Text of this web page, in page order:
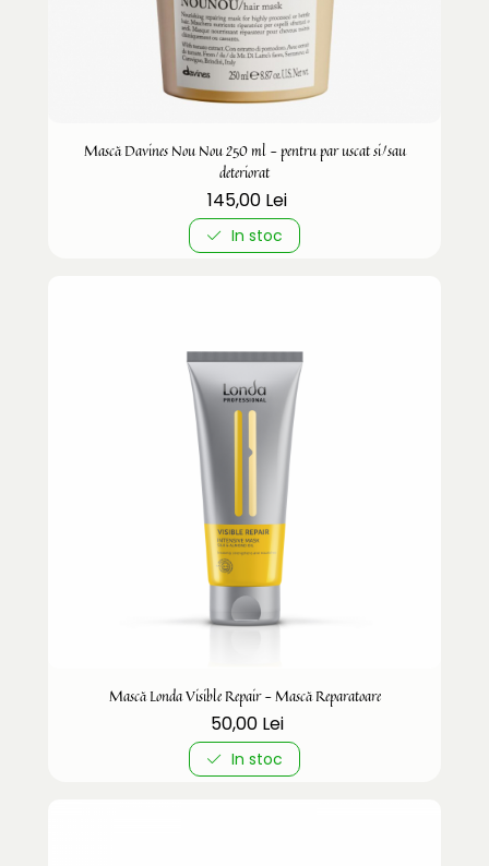
Mască Davines Nou Nou 250 ml - pentru par uscat si/sau
deteriorat
145,00 Lei
In stoc
Mască Londa Visible Repair - Mască Reparatoare
50,00 Lei
In stoc